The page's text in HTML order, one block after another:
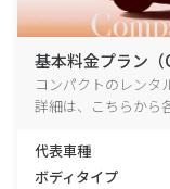
基本料金プラン（
コンパクトのレンタ
詳細は、こちらから
代表車種
ボディタイプ